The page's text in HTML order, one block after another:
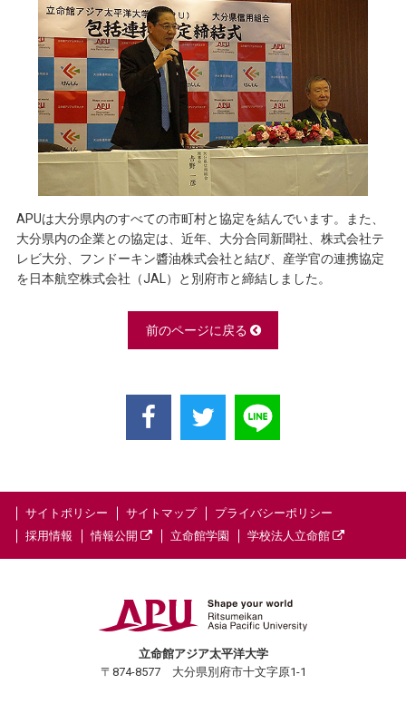
APUは大分県内のすべての市町村と協定を結んでいます。また、
大分県内の企業との協定は、近年、大分合同新聞社、株式会社テ
レビ大分、フンドーキン醬油株式会社と結び、産学官の連携協定
を日本航空株式会社（JAL）と別府市と締結しました。
前のページに戻る
サイトポリシー サイトマップ
プライバシーポリシー
採用情報
情報公開 立命館学園 学校法人立命館
立命館アジア太平洋大学
〒874-8577 大分県別府市十文字原1-1